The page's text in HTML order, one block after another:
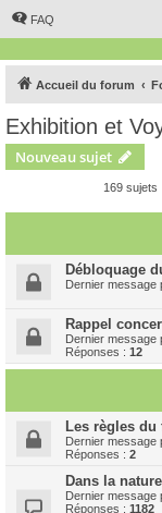
FAQ
Accueil du forum
Exhibition et
Nouveau sujet
169 sujets
Débloquage
Dernier message
Rappel
Dernier message
Réponses : 12
Les règles
Dernier message
Réponses : 2
Dans la
Dernier message
Réponses : 1182